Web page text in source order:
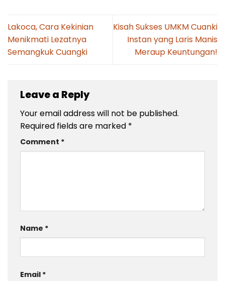
Lakoca, Cara Kekinian
Menikmati Lezatnya
Semangkuk Cuangki
Kisah Sukses UMKM Cuanki
Instan yang Laris Manis
Meraup Keuntungan!
Leave a Reply
Your email address will not be published.
Required fields are marked *
Comment *
Name *
Email *